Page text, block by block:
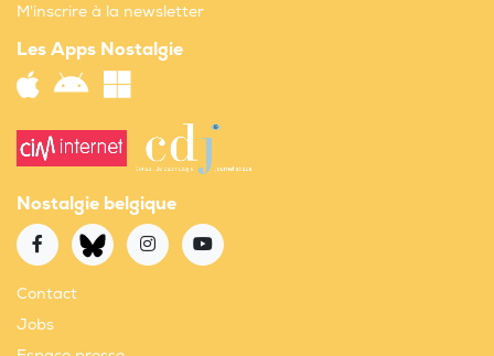
M'inscrire à la newsletter
Les Apps Nostalgie
Nostalgie belgique
Contact
Jobs